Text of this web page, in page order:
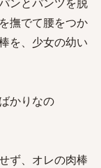
撫でて腰をつか
を、少女の幼い
かりなの
ず、オレの肉棒